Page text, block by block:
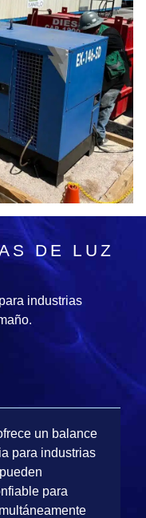
DE LUZ
industrias
un balance
para industrias
para